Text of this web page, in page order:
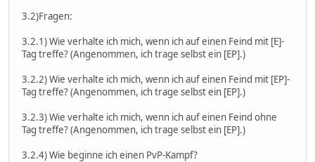
3.2)Fragen:
3.2.1) Wie verhalte ich mich, wenn ich auf einen Feind mit [E]-
Tag treffe? (Angenommen, ich trage selbst ein [EP].)
3.2.2) Wie verhalte ich mich, wenn ich auf einen Feind mit [EP]-
Tag treffe? (Angenommen, ich trage selbst ein [EP].)
3.2.3) Wie verhalte ich mich, wenn ich auf einen Feind ohne
Tag treffe? (Angenommen, ich trage selbst ein [EP].)
3.2.4) Wie beginne ich einen PvP-Kampf?